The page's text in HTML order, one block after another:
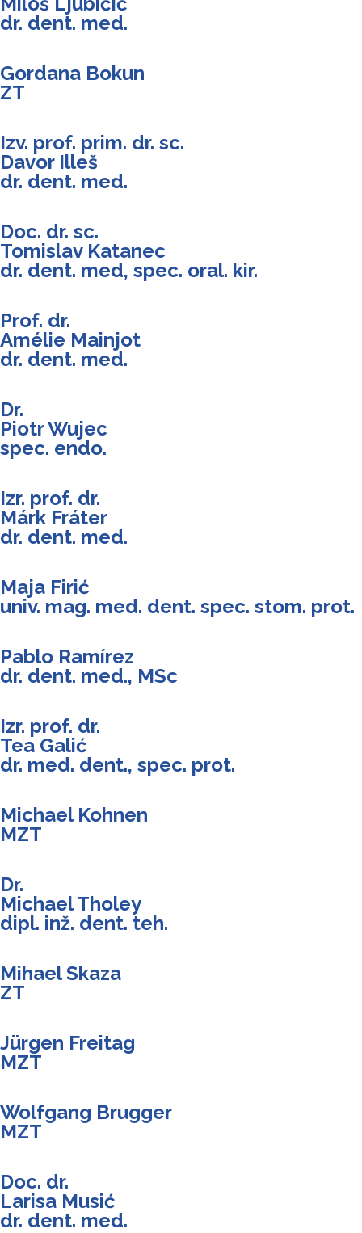
dr. dent. med.
Gordana Bokun
ZT
Izv. prof. prim. dr. sc.
Davor Illeš
dr. dent. med.
Doc. dr. sc.
Tomislav Katanec
dr. dent. med, spec. oral. kir.
Prof. dr.
Amélie Mainjot
dr. dent. med.
Dr.
Piotr Wujec
spec. endo.
Izr. prof. dr.
Márk Fráter
dr. dent. med.
Maja Firić
univ. mag. med. dent. spec. stom. prot.
Pablo Ramírez
dr. dent. med., MSc
Izr. prof. dr.
Tea Galić
dr. med. dent., spec. prot.
Michael Kohnen
MZT
Dr.
Michael Tholey
dipl. inž. dent. teh.
Mihael Skaza
ZT
Jürgen Freitag
MZT
Wolfgang Brugger
MZT
Doc. dr.
Larisa Musić
dr. dent. med.